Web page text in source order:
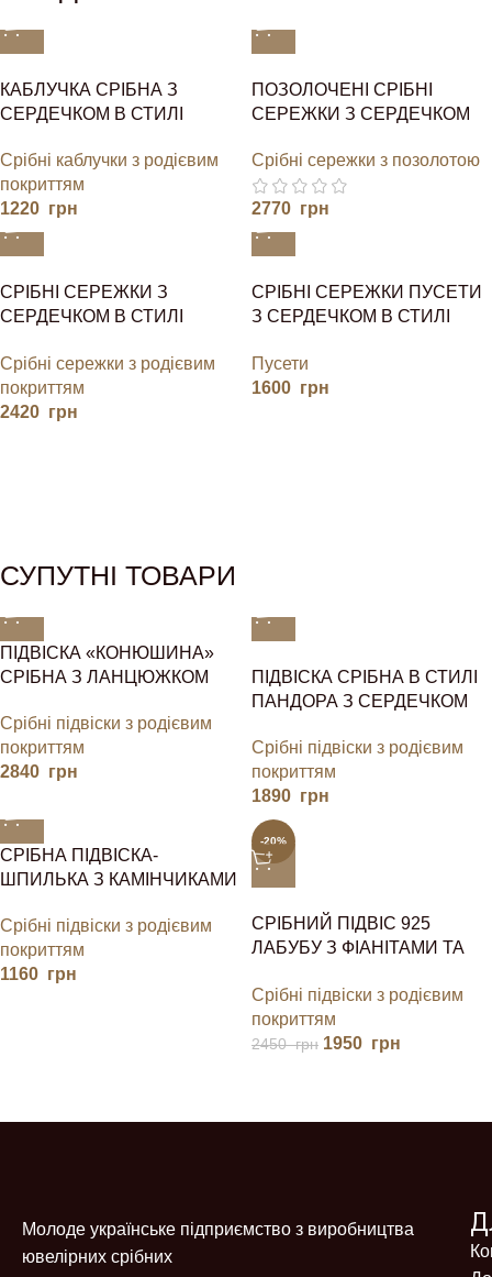
КАБЛУЧКА СРІБНА З
СЕРДЕЧКОМ В СТИЛІ
Срібні каблучки з родієвим
покриттям
1220 грн
ПОЗОЛОЧЕНІ СРІБНІ
СЕРЕЖКИ З СЕРДЕЧКОМ
Срібні сережки з позолотою
2770 грн
СРІБНІ СЕРЕЖКИ З
СЕРДЕЧКОМ В СТИЛІ
Срібні сережки з родієвим
покриттям
2420 грн
СРІБНІ СЕРЕЖКИ ПУСЕТИ
З СЕРДЕЧКОМ В СТИЛІ
Пусети
1600 грн
СУПУТНІ ТОВАРИ
ПІДВІСКА «КОНЮШИНА»
СРІБНА З ЛАНЦЮЖКОМ
Срібні підвіски з родієвим
покриттям
2840 грн
ПІДВІСКА СРІБНА В СТИЛІ
ПАНДОРА З СЕРДЕЧКОМ
Срібні підвіски з родієвим
покриттям
1890 грн
СРІБНА ПІДВІСКА-
ШПИЛЬКА З КАМІНЧИКАМИ
Срібні підвіски з родієвим
покриттям
1160 грн
-20%
СРІБНИЙ ПІДВІС 925
ЛАБУБУ З ФІАНІТАМИ ТА
ПОДАРУНКА.
Срібні підвіски з родієвим
покриттям
2450грн 1950 грн
Молоде українське підприємство з виробництва
ювелірних срібних